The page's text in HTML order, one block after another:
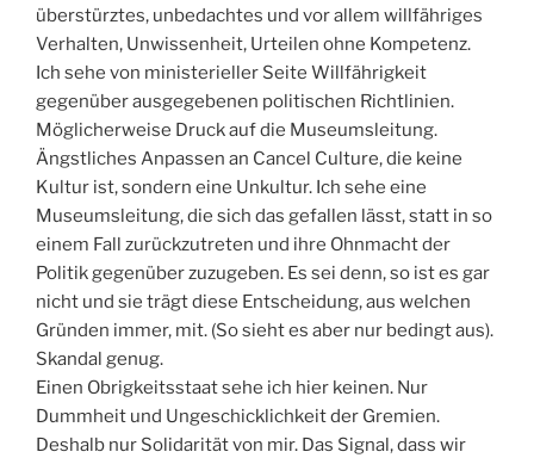
überstürztes, unbedachtes und vor allem willfähriges
Verhalten, Unwissenheit, Urteilen ohne Kompetenz.
Ich sehe von ministerieller Seite Willfährigkeit
gegenüber ausgegebenen politischen Richtlinien.
Möglicherweise Druck auf die Museumsleitung.
Ängstliches Anpassen an Cancel Culture, die keine
Kultur ist, sondern eine Unkultur. Ich sehe eine
Museumsleitung, die sich das gefallen lässt, statt in so
einem Fall zurückzutreten und ihre Ohnmacht der
Politik gegenüber zuzugeben. Es sei denn, so ist es gar
nicht und sie trägt diese Entscheidung, aus welchen
Gründen immer, mit. (So sieht es aber nur bedingt aus).
Skandal genug.
Einen Obrigkeitsstaat sehe ich hier keinen. Nur
Dummheit und Ungeschicklichkeit der Gremien.
Deshalb nur Solidarität von mir. Das Signal, dass wir